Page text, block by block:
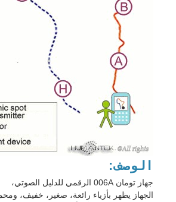
الوصف:
جهاز تومان 006A الرقمي للدليل الصوتي،
الجهاز يظهر بأزياء رائعة، صغير، خفيف،